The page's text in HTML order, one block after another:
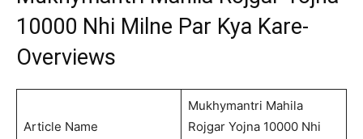
10000 Nhi Milne Par Kya Kare-
Overviews
Article Name
Mukhymantri Mahila
Rojgar Yojna 10000 Nhi